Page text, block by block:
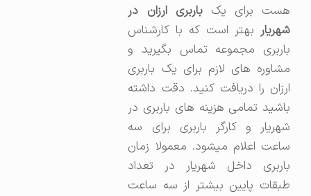
هست برای یکباربری ارزان در
شهریاربهتر است که با کارشناس
باربری مجموعه تماس بگیرید و
مشاوره های لازم برای یک باربری
ارزان را دریافت کنید. دقت داشته
باشید تمامی هزینه های باربری در
شهریار و کارگر باربری برای سه
ساعت اعلام میشود. معمولا زمان
باربری داخل شهریار در تعداد
طبقات پایین بیشتر از سه ساعت